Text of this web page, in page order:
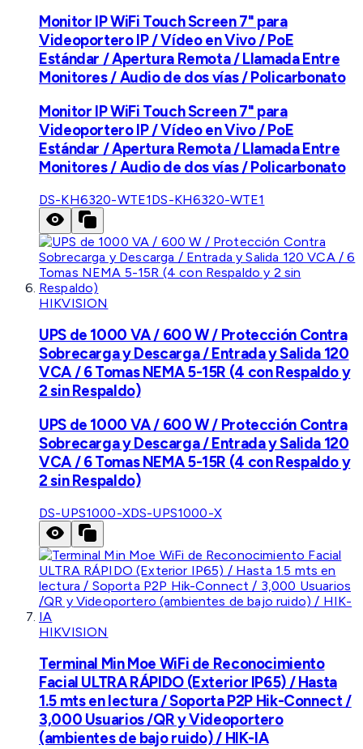
Monitor IP WiFi Touch Screen 7" para
Videoportero IP / Vídeo en Vivo / PoE
Estándar / Apertura Remota / Llamada Entre
Monitores / Audio de dos vías / Policarbonato
Monitor IP WiFi Touch Screen 7" para
Videoportero IP / Vídeo en Vivo / PoE
Estándar / Apertura Remota / Llamada Entre
Monitores / Audio de dos vías / Policarbonato
DS-KH6320-WTE1DS-KH6320-WTE1
HIKVISION
UPS de 1000 VA / 600 W / Protección Contra
Sobrecarga y Descarga / Entrada y Salida 120
VCA / 6 Tomas NEMA 5-15R (4 con Respaldo y
2 sin Respaldo)
UPS de 1000 VA / 600 W / Protección Contra
Sobrecarga y Descarga / Entrada y Salida 120
VCA / 6 Tomas NEMA 5-15R (4 con Respaldo y
2 sin Respaldo)
DS-UPS1000-XDS-UPS1000-X
HIKVISION
Terminal Min Moe WiFi de Reconocimiento
Facial ULTRA RÁPIDO (Exterior IP65) / Hasta
1.5 mts en lectura / Soporta P2P Hik-Connect /
3,000 Usuarios /QR y Videoportero
(ambientes de bajo ruido) / HIK-IA